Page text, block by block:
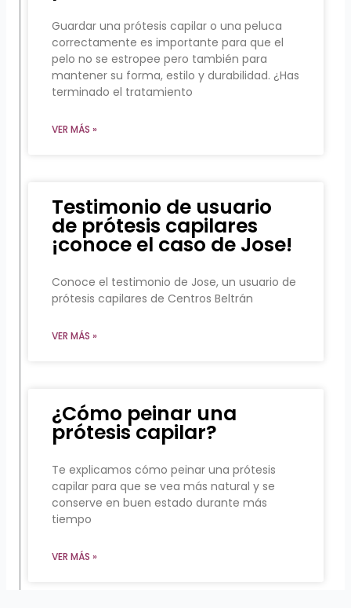
Guardar una prótesis capilar o una peluca
correctamente es importante para que el
pelo no se estropee pero también para
mantener su forma, estilo y durabilidad. ¿Has
terminado el tratamiento
VER MÁS »
Testimonio de usuario
de prótesis capilares
¡conoce el caso de Jose!
Conoce el testimonio de Jose, un usuario de
prótesis capilares de Centros Beltrán
VER MÁS »
¿Cómo peinar una
prótesis capilar?
Te explicamos cómo peinar una prótesis
capilar para que se vea más natural y se
conserve en buen estado durante más
tiempo
VER MÁS »